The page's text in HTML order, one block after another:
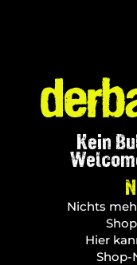
Kein
Nichts
Hier
Shop-